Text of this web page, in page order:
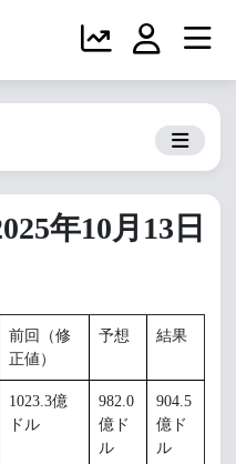
年10月13日
前回（修
正値）
予想 結果
1023.3億
ドル
982.0
億ド
ル
904.5
億ド
ル